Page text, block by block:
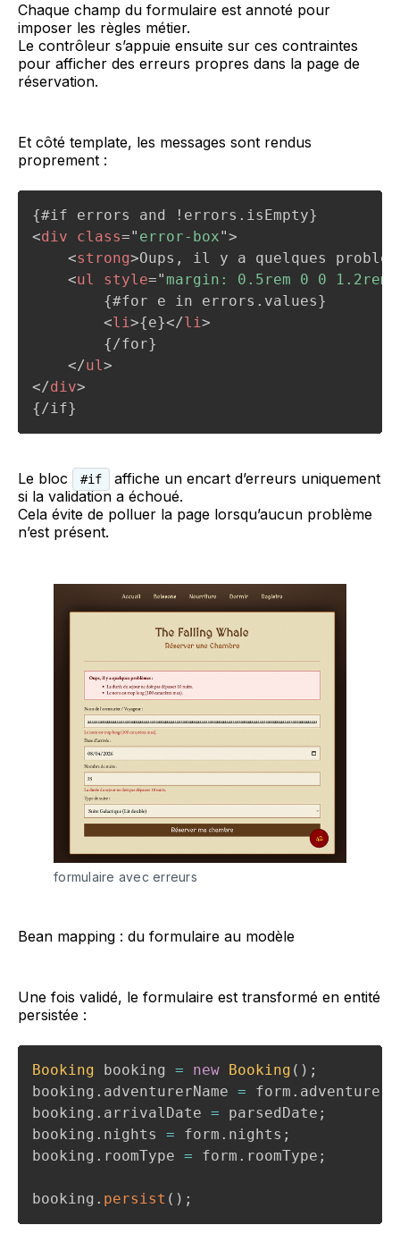
Chaque champ du formulaire est annoté pour
imposer les règles métier.
Le contrôleur s’appuie ensuite sur ces contraintes
pour afficher des erreurs propres dans la page de
réservation.
Et côté template, les messages sont rendus
proprement :
<div class=" error-box">
<strong>Oups, il y a quelques
<ul style=" margin: 0.5rem 0 0 1.2rem;
        {#for e in errors.values}
<li>{e}</li>
        {/for}
</ul>
</div>
Le bloc #if
affiche un encart d’erreurs uniquement
si la validation a échoué.
Cela évite de polluer la page lorsqu’aucun problème
n’est présent.
formulaire avec erreurs
Bean mapping : du formulaire au modèle
Une fois validé, le formulaire est transformé en entité
persistée :
Booking booking = new Booking ( ) ;
booking . adventurerName = form .
booking . arrivalDate = parsedDate ;
booking . nights = form . nights ;
booking . roomType = form . roomType ;
booking . persist ( ) ;